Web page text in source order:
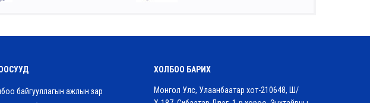
байгууллагын ажлын зар
ХОЛБОО БАРИХ
Монгол Улс, Улаанбаатар хот-210648, Ш/